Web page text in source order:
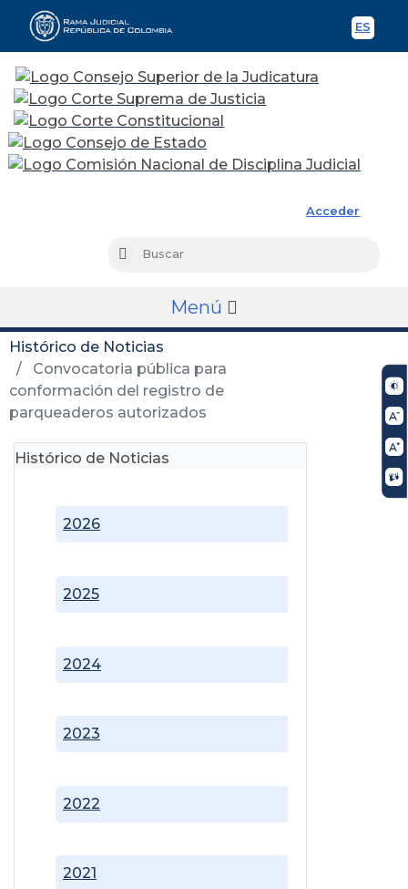
ES
Acceder
Buscar
Menú
Histórico de Noticias
Convocatoria pública para
conformación del registro de
parqueaderos autorizados
Histórico de Noticias
2021
2022
2023
2024
2025
2026